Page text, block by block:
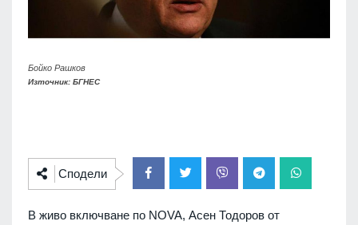
Бойко Рашков
Източник: БГНЕС
Сподели
В живо включване по NOVA, Асен Тодоров от